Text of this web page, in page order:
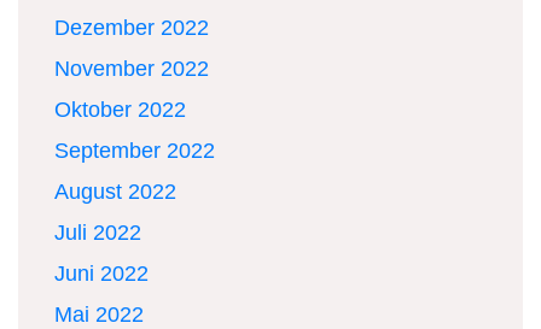
Dezember 2022
November 2022
Oktober 2022
September 2022
August 2022
Juli 2022
Juni 2022
Mai 2022